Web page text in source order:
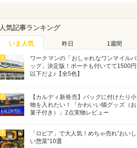
人気記事ランキング
いま人気 昨日 1週間
1
ワークマンの「おしゃれなワンマイルバ
ッグ」決定版！ポーチも付いてて1500円
以下だよ♪【全5色】
2
【カルディ新発売】バッグに付けたり小
物を入れたい！「かわいい猫グッズ（お
菓子付き）」2点実物レビュー
3
「ロピア」で大人気！めちゃ売れ“おいし
い惣菜”10選